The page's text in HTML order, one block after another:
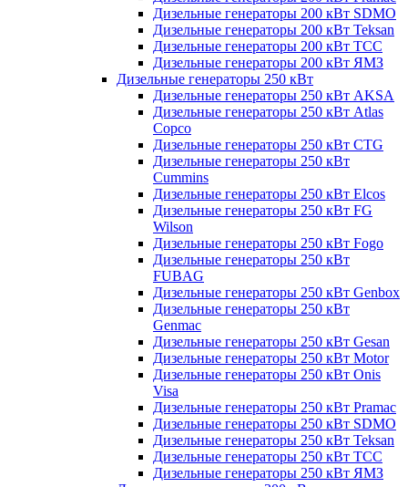
Дизельные генераторы 200 кВт SDMO
Дизельные генераторы 200 кВт Teksan
Дизельные генераторы 200 кВт ТСС
Дизельные генераторы 200 кВт ЯМЗ
Дизельные генераторы 250 кВт
Дизельные генераторы 250 кВт AKSA
Дизельные генераторы 250 кВт Atlas
Copco
Дизельные генераторы 250 кВт CTG
Дизельные генераторы 250 кВт
Cummins
Дизельные генераторы 250 кВт Elcos
Дизельные генераторы 250 кВт FG
Wilson
Дизельные генераторы 250 кВт Fogo
Дизельные генераторы 250 кВт
FUBAG
Дизельные генераторы 250 кВт Genbox
Дизельные генераторы 250 кВт
Genmac
Дизельные генераторы 250 кВт Gesan
Дизельные генераторы 250 кВт Motor
Дизельные генераторы 250 кВт Onis
Visa
Дизельные генераторы 250 кВт Pramac
Дизельные генераторы 250 кВт SDMO
Дизельные генераторы 250 кВт Teksan
Дизельные генераторы 250 кВт ТСС
Дизельные генераторы 250 кВт ЯМЗ